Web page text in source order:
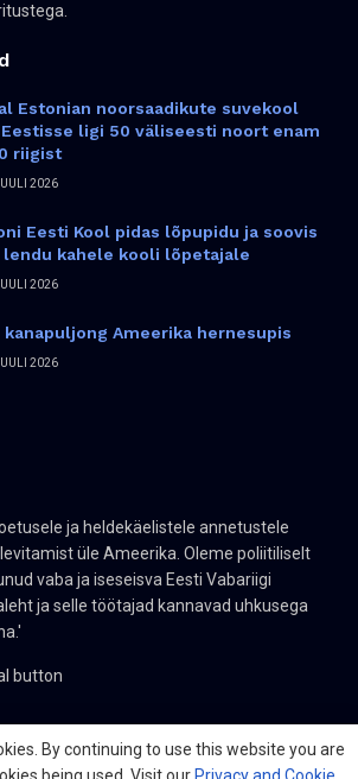
Estonian noorsaadikute suvekool
ligi 50 väliseesti noort enam
riigist
2026
Eesti Kool pidas lõpupidu ja soovis
lendu kahele kooli lõpetajale
2026
kanapuljong Ameerika hernesupis
2026
ja heldekäelistele annetustele
üle Ameerika. Oleme poliitiliselt
vaba ja iseseisva Eesti Vabariigi
ja selle töötajad kannavad uhkusega
By continuing to use this website you are